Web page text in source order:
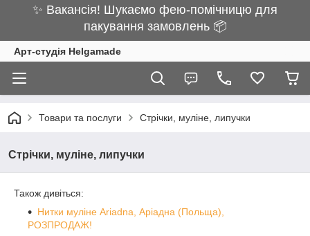
✨ Вакансія! Шукаємо фею-помічницю для
пакування замовлень 📦
Арт-студія Helgamade
Товари та послуги Стрічки, муліне, липучки
Стрічки, муліне, липучки
Також дивіться:
Нитки муліне Ariadna, Аріадна (Польща),
РОЗПРОДАЖ!